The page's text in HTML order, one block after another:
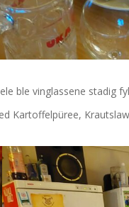
ble vinglassene stadig
Kartoffelpüree,